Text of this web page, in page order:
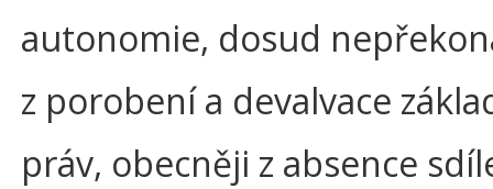
autonomie, dosud
z porobení a devalvace
práv, obecněji z absence